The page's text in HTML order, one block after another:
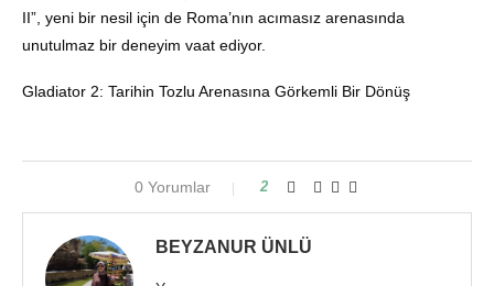
II”, yeni bir nesil için de Roma’nın acımasız arenasında
unutulmaz bir deneyim vaat ediyor.
Gladiator 2: Tarihin Tozlu Arenasına Görkemli Bir Dönüş
0 Yorumlar 2
BEYZANUR ÜNLÜ